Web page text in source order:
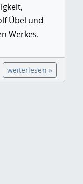
Übel und
Werkes.
weiterlesen »